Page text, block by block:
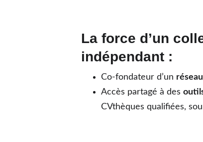
La force d’un
indépendant :
Co-fondateur d’un
Accès partagé à des
CVthèques qualifiées,